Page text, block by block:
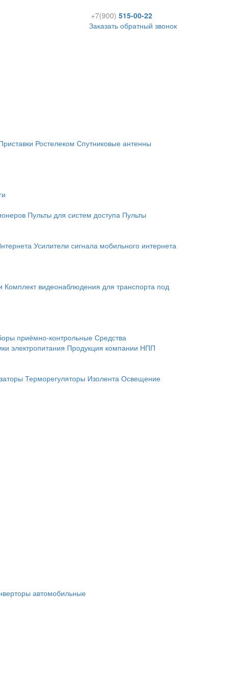
+7(900) 515-00-22
Заказать обратный звонок
Ростелеком Спутниковые антенны
Пульты для систем доступа Пульты
Усилители сигнала мобильного интернета
Комплект видеонаблюдения для транспорта под
приёмно-контрольные Средства
электропитания Продукция компании НПП
Терморегуляторы Изолента Освещение
автомобильные